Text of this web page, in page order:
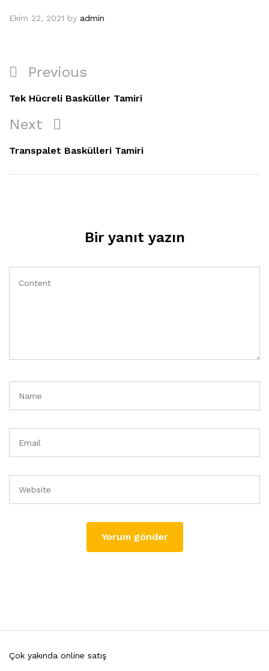
Ekim 22, 2021 by admin
Yazı
gezinmesi
Previous
Post
Previous
Tek Hücreli Basküller Tamiri
Next
Post
Next
Transpalet Baskülleri Tamiri
Bir yanıt yazın
Çok yakında online satış